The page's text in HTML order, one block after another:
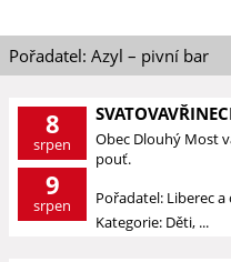
Pořadatel: Azyl – pivní bar
8
srpen
9
srpen
Obec Dlouhý Most
pouť.
Pořadatel: Liberec a
Kategorie: Děti, ...